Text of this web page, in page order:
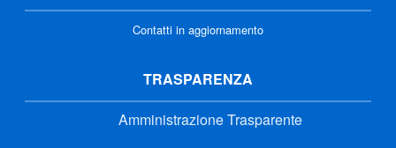
Contatti in aggiornamento
TRASPARENZA
Amministrazione Trasparente